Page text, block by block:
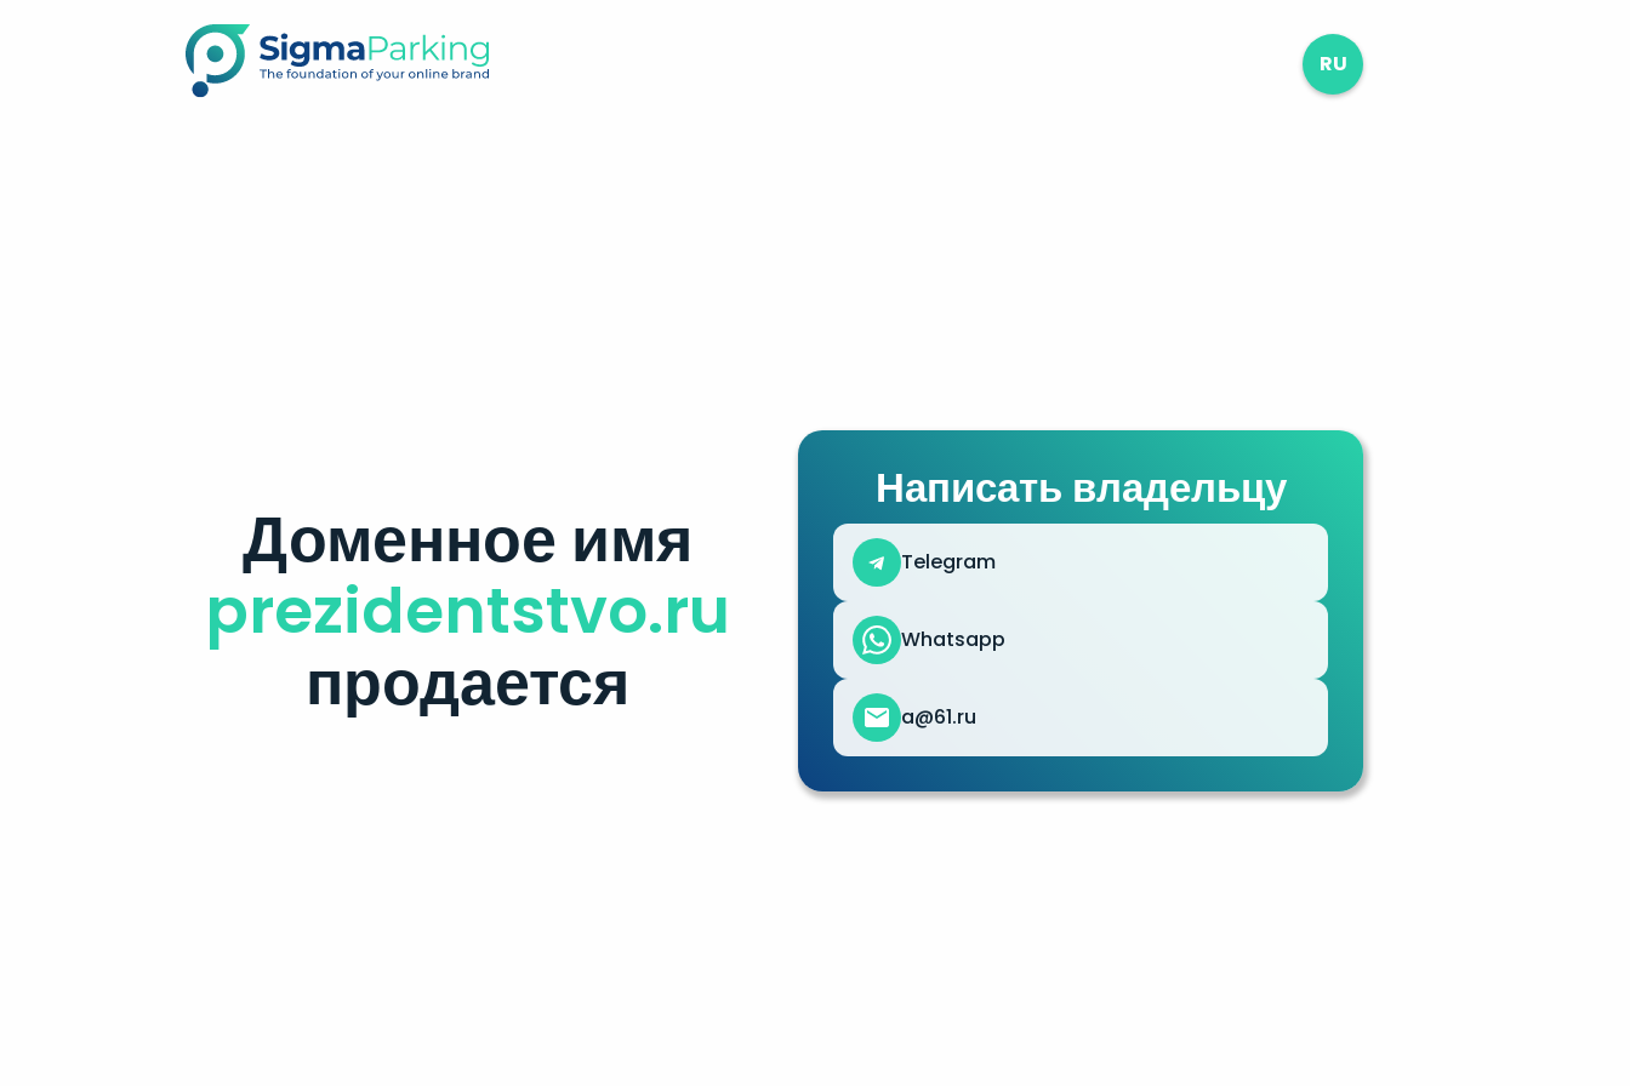
RU
Доменное имя
prezidentstvo.ru
продается
Написать владельцу
Telegram
Whatsapp
a@61.ru